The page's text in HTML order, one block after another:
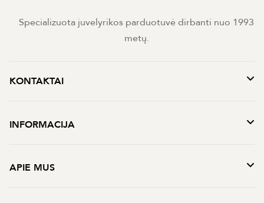
Specializuota juvelyrikos parduotuvė dirbanti nuo 1993
metų.
KONTAKTAI
INFORMACIJA
APIE MUS